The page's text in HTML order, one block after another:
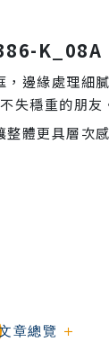
K_08A
，邊緣處理細
失穩重的朋友
整體更具層次感
章總覽